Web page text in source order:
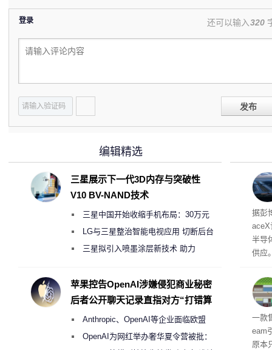
登录 还可以输入320
发布
电
据彭
aceX
半导
供应
开
取“
的
全
一款
eam
原本
编辑精选
三星展示下一代3D内存与突破性
V10 BV-NAND技术
三星中国开始收缩手机布局：30万元
月销售额不达标门店 将被逐步清退
LG与三星整治智能电视应用 切断后台
偷偷共享带宽的违规行为
三星拟引入喷墨涂层新技术 助力
度
苹果控告OpenAI涉嫌侵犯商业秘密
后者公开聊天记录直指对方“打错算
Anthropic、OpenAI等企业面临欧盟
《人工智能法案》全新执法权限审查
OpenAI为网红举办奢华夏令营被批：